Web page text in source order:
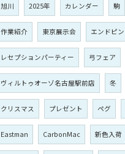
旭川 2025年 カレンダー 駒
作業紹介 東京展示会 エンドピン
レセプションパーティー 弓フェア
ヴィルトゥオーゾ名古屋駅前店 冬
クリスマス プレゼント ペグ
Eastman CarbonMac 新色入荷